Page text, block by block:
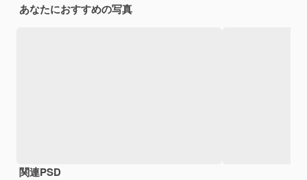
あなたにおすすめの写真
関連PSD